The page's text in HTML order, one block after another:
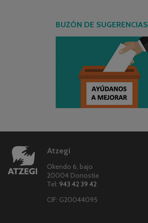
BUZÓN DE SUGERENCIAS
Atzegi
Okendo 6, bajo
20004 Donostia
Tel: 943 42 39 42
CIF: G20044095